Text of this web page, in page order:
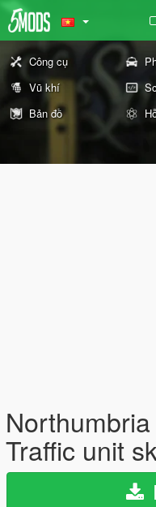
Công cụ
Vũ khí
Bản đồ
Traffic unit